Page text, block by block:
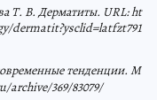
Т. В. Дерматиты. URL: ht
dermatit?ysclid=latfzt791
тенденции. М
archive/369/83079/